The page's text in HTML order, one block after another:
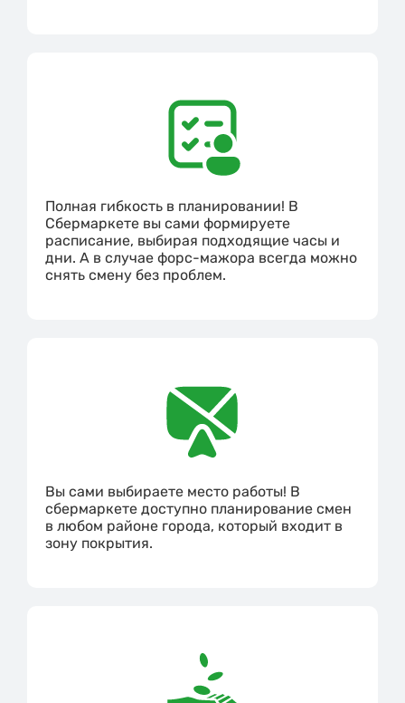
Полная гибкость в планировании! В
Сбермаркете вы сами формируете
расписание, выбирая подходящие часы и
дни. А в случае форс-мажора всегда можно
снять смену без проблем.
Вы сами выбираете место работы! В
сбермаркете доступно планирование смен
в любом районе города, который входит в
зону покрытия.